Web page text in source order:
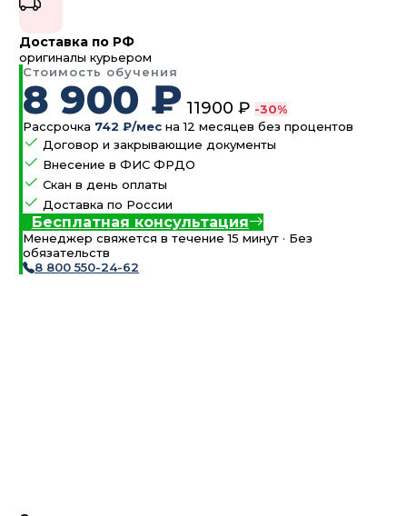
Доставка по РФ
оригиналы курьером
Стоимость обучения
8 900 ₽ 11900 ₽ -30%
Рассрочка 742 ₽/мес на 12 месяцев без процентов
Договор и закрывающие документы
Внесение в ФИС ФРДО
Скан в день оплаты
Доставка по России
Бесплатная консультация
Менеджер свяжется в течение 15 минут · Без
обязательств
8 800 550-24-62